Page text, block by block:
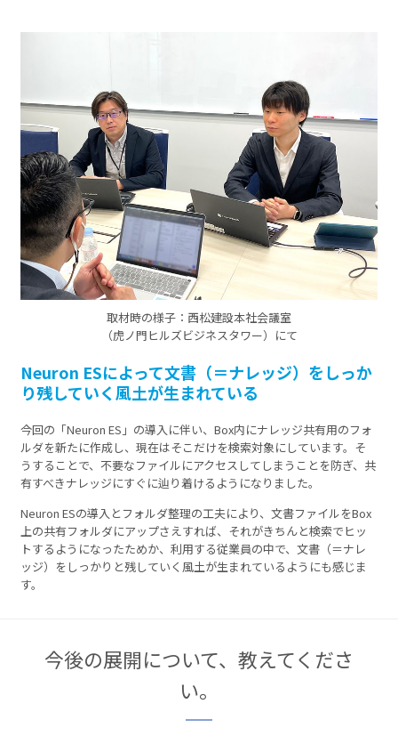
取材時の様子：西松建設本社会議室
（虎ノ門ヒルズビジネスタワー）にて
Neuron ESによって文書（＝ナレッジ）をしっか
り残していく風土が生まれている
今回の「Neuron ES」の導入に伴い、Box内にナレッジ共有用のフォ
ルダを新たに作成し、現在はそこだけを検索対象にしています。そ
うすることで、不要なファイルにアクセスしてしまうことを防ぎ、共
有すべきナレッジにすぐに辿り着けるようになりました。
Neuron ESの導入とフォルダ整理の工夫により、文書ファイルをBox
上の共有フォルダにアップさえすれば、それがきちんと検索でヒッ
トするようになったためか、利用する従業員の中で、文書（＝ナレ
ッジ）をしっかりと残していく風土が生まれているようにも感じま
す。
今後の展開について、教えてくださ
い。